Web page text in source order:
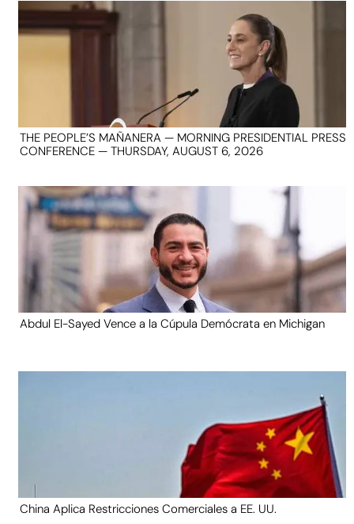
THE PEOPLE’S MAÑANERA — MORNING PRESIDENTIAL PRESS
CONFERENCE — THURSDAY, AUGUST 6, 2026
Abdul El-Sayed Vence a la Cúpula Demócrata en Michigan
China Aplica Restricciones Comerciales a EE. UU.